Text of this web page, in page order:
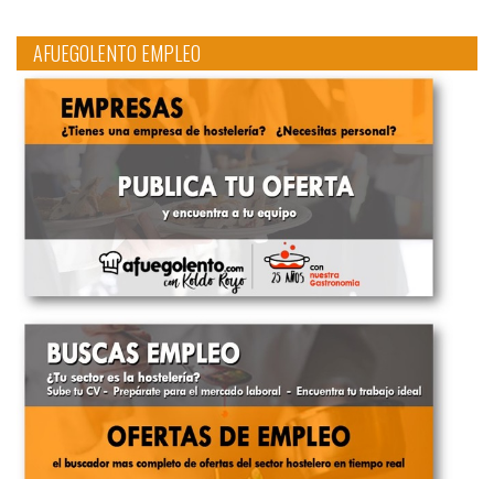
AFUEGOLENTO EMPLEO